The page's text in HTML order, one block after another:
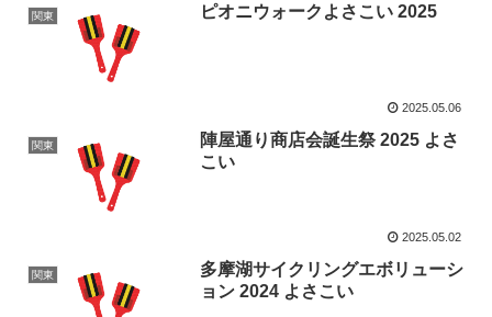
関東 ピオニウォークよさこい 2025
2025.05.06
関東
陣屋通り商店会誕生祭 2025 よさ
こい
2025.05.02
関東
多摩湖サイクリングエボリューシ
ョン 2024 よさこい